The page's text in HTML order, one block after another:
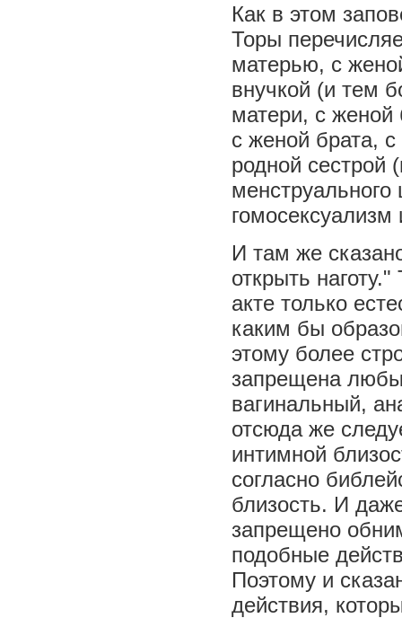
Как в этом
Торы
матерью, с
внучкой (и тем
матери, с женой
с женой брата,
родной сестрой
гомосексуализм
И там же
открыть
акте только
каким бы
этому более
запрещена
вагинальный,
отсюда же
интимной
согласно
близость. И
запрещено
подобные
Поэтому и
действия,